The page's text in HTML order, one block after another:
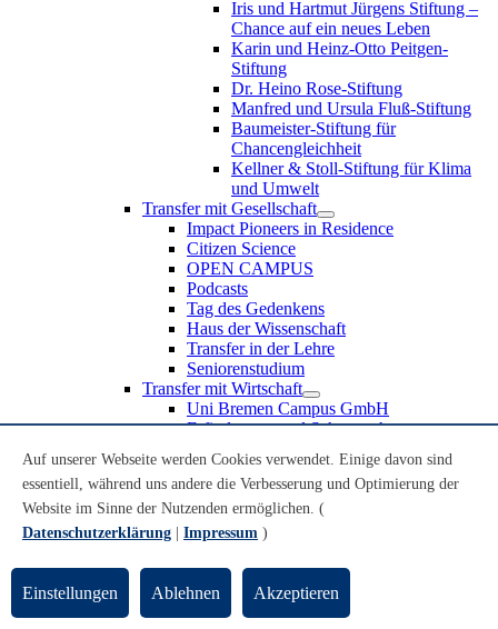
Iris und Hartmut Jürgens Stiftung –
Chance auf ein neues Leben
Karin und Heinz-Otto Peitgen-
Stiftung
Dr. Heino Rose-Stiftung
Manfred und Ursula Fluß-Stiftung
Baumeister-Stiftung für
Chancengleichheit
Kellner & Stoll-Stiftung für Klima
und Umwelt
Transfer mit Gesellschaft
Impact Pioneers in Residence
Citizen Science
OPEN CAMPUS
Podcasts
Tag des Gedenkens
Haus der Wissenschaft
Transfer in der Lehre
Seniorenstudium
Transfer mit Wirtschaft
Uni Bremen Campus GmbH
Erfindungen und Schutzrechte
Recruiting an der Universität Bremen
Weiterbildung an der Universität Bremen
Transfer mit Schule
Schülerinnen und Schüler
Schulklassen
Lehrkräfte
Gründungsunterstützung
Auf unserer Webseite werden Cookies verwendet. Einige davon sind
essentiell, während uns andere die Verbesserung und Optimierung der
Website im Sinne der Nutzenden ermöglichen. (
Datenschutzerklärung
Impressum )
Einstellungen Ablehnen Akzeptieren